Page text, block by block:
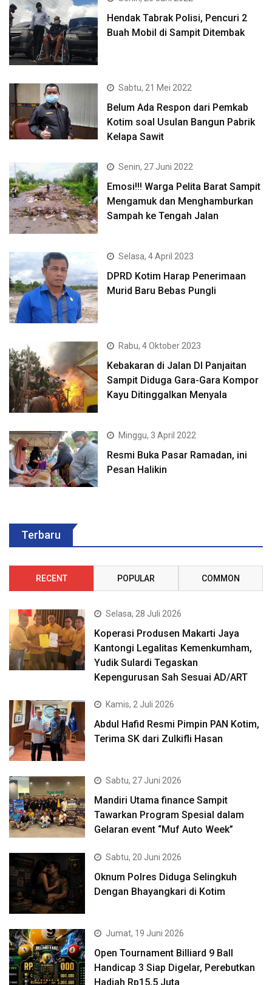
Hendak Tabrak Polisi, Pencuri 2
Buah Mobil di Sampit Ditembak
Sabtu, 21 Mei 2022
Belum Ada Respon dari Pemkab
Kotim soal Usulan Bangun Pabrik
Kelapa Sawit
Senin, 27 Juni 2022
Emosi!!! Warga Pelita Barat Sampit
Mengamuk dan Menghamburkan
Sampah ke Tengah Jalan
Selasa, 4 April 2023
DPRD Kotim Harap Penerimaan
Murid Baru Bebas Pungli
Rabu, 4 Oktober 2023
Kebakaran di Jalan DI Panjaitan
Sampit Diduga Gara-Gara Kompor
Kayu Ditinggalkan Menyala
Minggu, 3 April 2022
Resmi Buka Pasar Ramadan, ini
Pesan Halikin
Terbaru
RECENT POPULAR COMMON
Selasa, 28 Juli 2026
Koperasi Produsen Makarti Jaya
Kantongi Legalitas Kemenkumham,
Yudik Sulardi Tegaskan
Kepengurusan Sah Sesuai AD/ART
Kamis, 2 Juli 2026
Abdul Hafid Resmi Pimpin PAN Kotim,
Terima SK dari Zulkifli Hasan
Sabtu, 27 Juni 2026
Mandiri Utama finance Sampit
Tawarkan Program Spesial dalam
Gelaran event “Muf Auto Week”
Sabtu, 20 Juni 2026
Oknum Polres Diduga Selingkuh
Dengan Bhayangkari di Kotim
Jumat, 19 Juni 2026
Open Tournament Billiard 9 Ball
Handicap 3 Siap Digelar, Perebutkan
Hadiah Rp15,5 Juta